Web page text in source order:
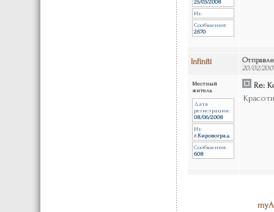
25/03/2008
Из:
Сообщений:
2670
Infiniti
20/02/
Местный
житель
Дата
регистрации:
08/06/2008
Из:
г.Кировоград
Сообщений:
608
Re: